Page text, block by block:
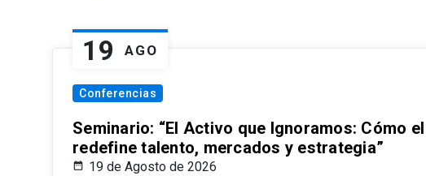
19 AGO
Conferencias
Seminario: “El Activo que Ignoramos: Cómo
redefine talento, mercados y estrategia”
19 de Agosto de 2026